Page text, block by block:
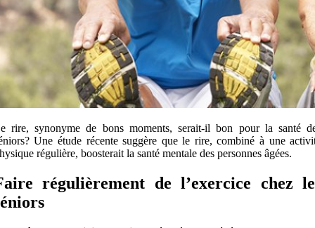
rire, synonyme de bons moments, serait-il bon pour la santé
Une étude récente suggère que le rire, combiné à une
régulière, boosterait la santé mentale des personnes âgées.
régulièrement de l’exercice chez